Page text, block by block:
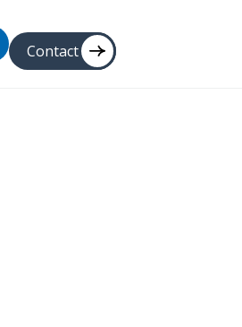
Contact